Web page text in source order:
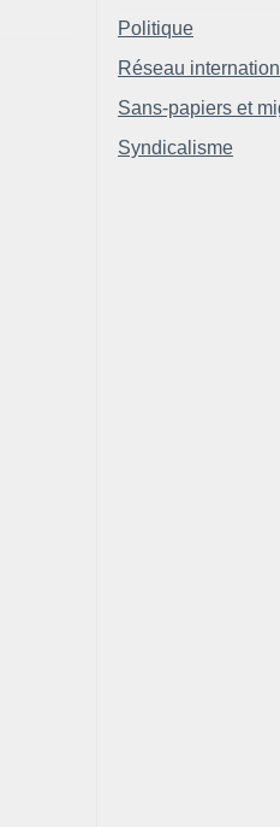
Politique
Réseau
Sans-papiers et
Syndicalisme